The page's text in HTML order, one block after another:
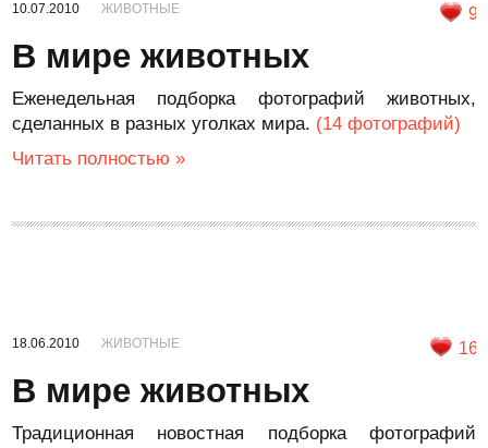
10.07.2010 ЖИВОТНЫЕ 9
В мире животных
Еженедельная подборка фотографий животных,
сделанных в разных уголках мира. (14 фотографий)
Читать полностью »
18.06.2010 ЖИВОТНЫЕ 16
В мире животных
Традиционная новостная подборка фотографий